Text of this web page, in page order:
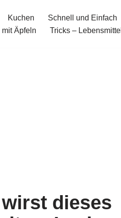
Kuchen Schnell und Einfach
mit Äpfeln
Tricks – Lebensmittel
dieses